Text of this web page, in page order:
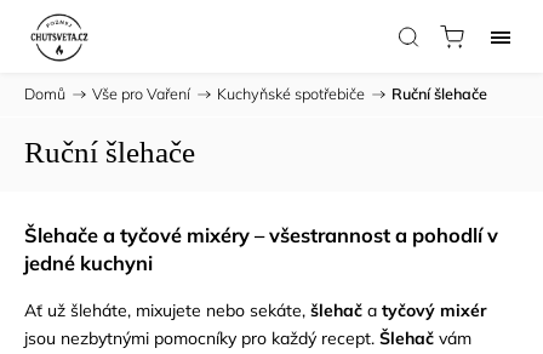
Domů / Vše pro Vaření / Kuchyňské spotřebiče / Ruční šlehače
Ruční šlehače
Šlehače a tyčové mixéry – všestrannost a pohodlí v
jedné kuchyni
Ať už šleháte, mixujete nebo sekáte, šlehač a tyčový mixér
jsou nezbytnými pomocníky pro každý recept. Šlehač vám